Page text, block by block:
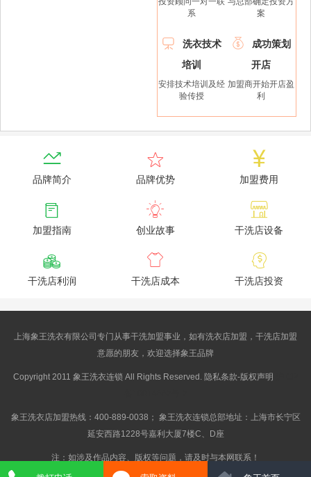
系
案

洗衣技术
培训
安排技术培训及经
验传授

成功策划
开店
加盟商开始开店盈
利

品牌简介

品牌优势

加盟费用

加盟指南

创业故事

干洗店设备

干洗店利润

干洗店成本

干洗店投资
上海象王洗衣有限公司专门从事干洗加盟事业，如有洗衣店加盟，干洗店加盟
意愿的朋友，欢迎选择象王品牌
Copyright 2011 象王洗衣连锁 All Rights Reserved. 隐私条款-版权声明
象王洗衣店加盟热线：400-889-0038； 象王洗衣连锁总部地址：上海市长宁区
延安西路1228号嘉利大厦7楼C、D座
注：如涉及作品内容、版权等问题，请及时与本网联系！